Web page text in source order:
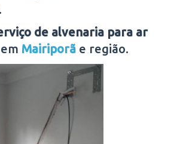
de alvenaria para ar
em Mairiporã e região.